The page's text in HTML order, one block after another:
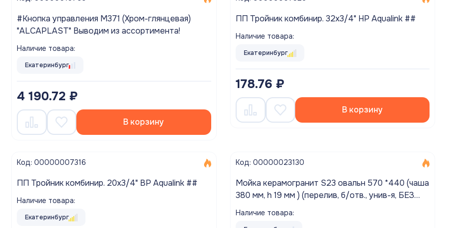
#Кнопка управления M371 (Хром-глянцевая)
"ALCAPLAST" Выводим из ассортимента!
Наличие товара:
Екатеринбург
4 190.72 ₽
В корзину
ПП Тройник комбинир. 32х3/4" НР Aqualink ##
Наличие товара:
Екатеринбург
178.76 ₽
В корзину
Код: 00000007316
ПП Тройник комбинир. 20х3/4" ВР Aqualink ##
Наличие товара:
Екатеринбург
Код: 00000023130
Мойка керамогранит S23 овальн 570 *440 (чаша
380 мм, h 19 мм ) (перелив, б/отв., унив-я, БЕЗ
Наличие товара: